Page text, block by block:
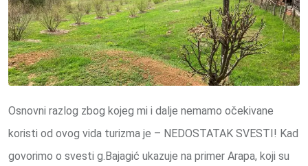
Osnovni razlog zbog kojeg mi i dalje nemamo očekivane
koristi od ovog vida turizma je – NEDOSTATAK SVESTI! Kad
govorimo o svesti g.Bajagić ukazuje na primer Arapa, koji su